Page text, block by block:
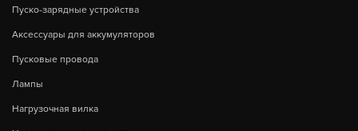
Пуско-зарядные устройства
Аксессуары для аккумуляторов
Пусковые провода
Лампы
Нагрузочная вилка